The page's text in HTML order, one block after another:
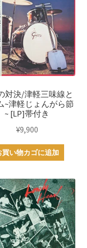
対決/津軽三味線と
~津軽じょんがら節
~ [LP]帯付き
¥9,900
買い物カゴに追加